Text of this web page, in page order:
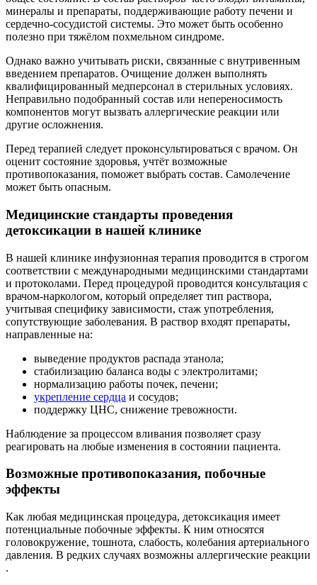
минералы и препараты, поддерживающие работу печени и
сердечно-сосудистой системы. Это может быть особенно
полезно при тяжёлом похмельном синдроме.
Однако важно учитывать риски, связанные с внутривенным
введением препаратов. Очищение должен выполнять
квалифицированный медперсонал в стерильных условиях.
Неправильно подобранный состав или непереносимость
компонентов могут вызвать аллергические реакции или
другие осложнения.
Перед терапией следует проконсультироваться с врачом. Он
оценит состояние здоровья, учтёт возможные
противопоказания, поможет выбрать состав. Самолечение
может быть опасным.
Медицинские стандарты проведения
детоксикации в нашей клинике
В нашей клинике инфузионная терапия проводится в строгом
соответствии с международными медицинскими стандартами
и протоколами. Перед процедурой проводится консультация с
врачом-наркологом, который определяет тип раствора,
учитывая специфику зависимости, стаж употребления,
сопутствующие заболевания. В раствор входят препараты,
направленные на:
выведение продуктов распада этанола;
стабилизацию баланса воды с электролитами;
нормализацию работы почек, печени;
укрепление сердца и сосудов;
поддержку ЦНС, снижение тревожности.
Наблюдение за процессом вливания позволяет сразу
реагировать на любые изменения в состоянии пациента.
Возможные противопоказания, побочные
эффекты
Как любая медицинская процедура, детоксикация имеет
потенциальные побочные эффекты. К ним относятся
головокружение, тошнота, слабость, колебания артериального
давления. В редких случаях возможны аллергические реакции
.